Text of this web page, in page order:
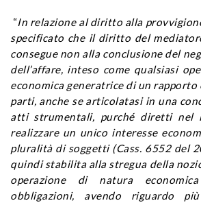
“In relazione al diritto alla
specificato che il diritto del
consegue non alla conclusione del
dell’affare, inteso come qualsiasi
economica generatrice di un
parti, anche se articolatasi in una
atti strumentali, purché diretti nel
realizzare un unico interesse
pluralità di soggetti (Cass. 6552 del
quindi stabilita alla stregua della
operazione di natura
obbligazioni, avendo riguardo